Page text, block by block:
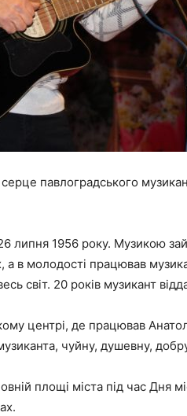
павлоградського
липня 1956 року. Музикою
а в молодості працював
світ. 20 років музикант
центрі, де працював
чуйну, душевну,
площі міста під час Дня